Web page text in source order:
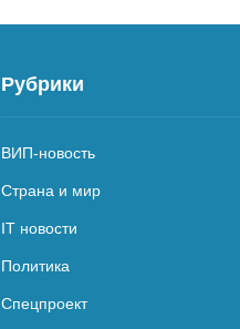
Рубрики
ВИП-новость
Страна и мир
IT новости
Политика
Спецпроект